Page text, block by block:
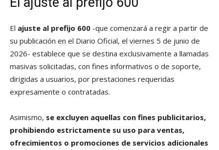
El ajuste al prefijo 600 -que comenzará a regir a partir de
su publicación en el Diario Oficial, el viernes 5 de junio de
2026- establece que se destina exclusivamente a llamadas
masivas solicitadas, con fines informativos o de soporte,
dirigidas a usuarios, por prestaciones requeridas
expresamente o contratadas.
Asimismo, se excluyen aquellas con fines publicitarios,
prohibiendo estrictamente su uso para ventas,
ofrecimientos o promociones de servicios adicionales